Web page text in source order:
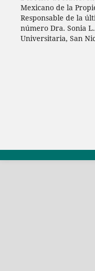
Mexicano de la
Responsable de la
número Dra. Sonia
Universitaria, San